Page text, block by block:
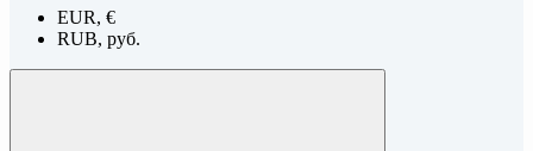
EUR, €
RUB, руб.